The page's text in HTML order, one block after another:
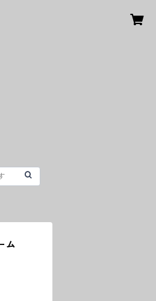
ム